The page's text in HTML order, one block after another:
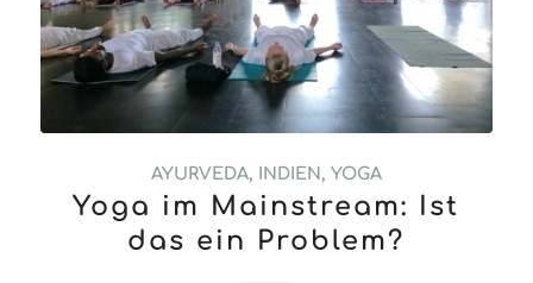
AYURVEDA, INDIEN , YOGA
Yoga im Mainstream: Ist
das ein Problem?